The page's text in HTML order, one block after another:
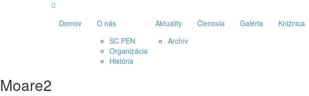
Domov
O nás
SC PEN
Organizácia
História
Aktuality
Archív
Členovia Galéria Knižnica
Moare2